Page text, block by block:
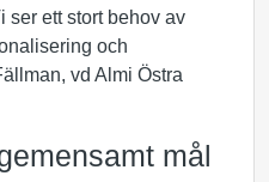
ser ett stort behov av
och
vd Almi Östra
mål